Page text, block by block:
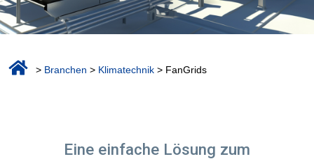
> Branchen > Klimatechnik> FanGrids
Eine einfache Lösung zum